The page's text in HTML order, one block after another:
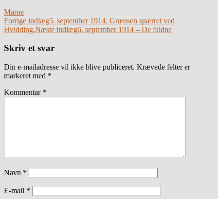
Marne
Indlægsnavigation
Forrige indlæg5. september 1914. Grænsen spærret ved
Hvidding.Næste indlæg6. september 1914 – De faldne
Skriv et svar
Din e-mailadresse vil ikke blive publiceret. Krævede felter er
markeret med *
Kommentar *
Navn *
E-mail *